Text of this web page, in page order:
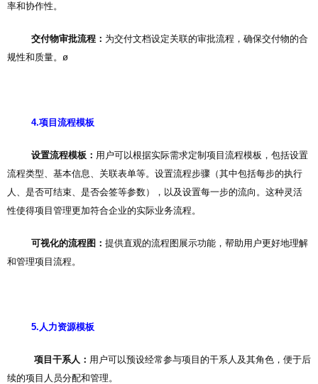
率和协作性。
交付物审批流程： 为交付文档设定关联的审批流程，确保交付物的合
规性和质量。ø
4.项目流程模板
设置流程模板： 用户可以根据实际需求定制项目流程模板，包括设置
流程类型、基本信息、关联表单等。设置流程步骤（其中包括每步的执行
人、是否可结束、是否会签等参数），以及设置每一步的流向。这种灵活
性使得项目管理更加符合企业的实际业务流程。
可视化的流程图： 提供直观的流程图展示功能，帮助用户更好地理解
和管理项目流程。
5.人力资源模板
项目干系人： 用户可以预设经常参与项目的干系人及其角色，便于后
续的项目人员分配和管理。